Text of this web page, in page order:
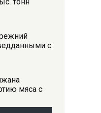
с
мяса с